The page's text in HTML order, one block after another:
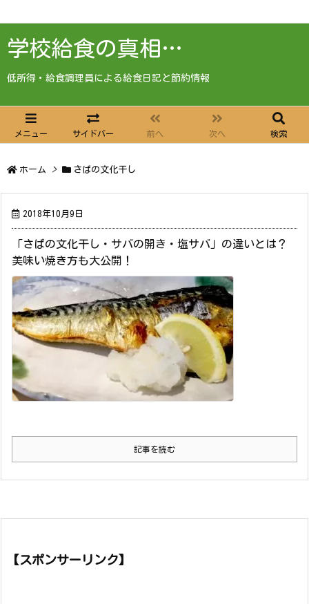
学校給食の真相…
低所得・給食調理員による給食日記と節約情報
メニュー サイドバー 前へ 次へ 検索
ホーム > さばの文化干し
2018年10月9日
「さばの文化干し・サバの開き・塩サバ」の違いとは？
美味い焼き方も大公開！
記事を読む
【スポンサーリンク】